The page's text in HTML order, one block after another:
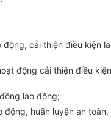
cải thiện điều kiện
động cải thiện điều
lao động;
động, huấn luyện an